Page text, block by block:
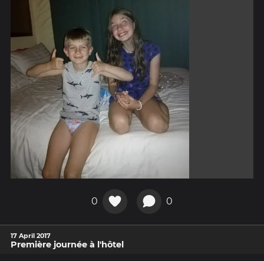
0 0
17 April 2017
Première journée à l'hôtel